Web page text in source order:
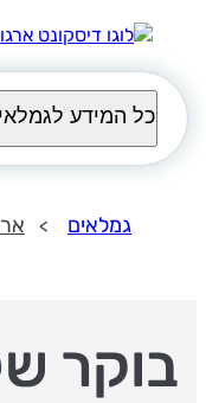
כל המידע לגמלאי
גמלאים
בוקר